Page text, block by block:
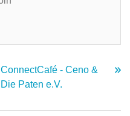
ConnectCafé - Ceno &
Die Paten e.V.